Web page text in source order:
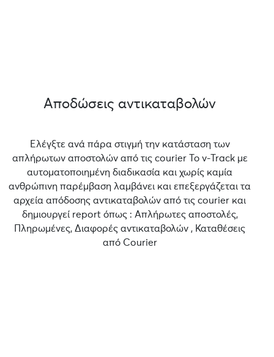
Αποδώσεις αντικαταβολών
Ελέγξτε ανά πάρα στιγμή την κατάσταση των
απλήρωτων αποστολών από τις courier Το v-Track με
αυτοματοποιημένη διαδικασία και χωρίς καμία
ανθρώπινη παρέμβαση λαμβάνει και επεξεργάζεται τα
αρχεία απόδοσης αντικαταβολών από τις courier και
δημιουργεί report όπως : Απλήρωτες αποστολές,
Πληρωμένες, Διαφορές αντικαταβολών , Καταθέσεις
από Courier